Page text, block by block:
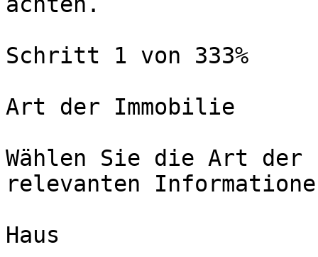
Schritt 1 von 333%
Art der Immobilie
Wählen Sie die Art
relevanten
Haus